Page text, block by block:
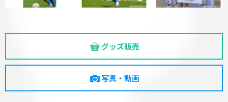
グッズ販売
写真・動画